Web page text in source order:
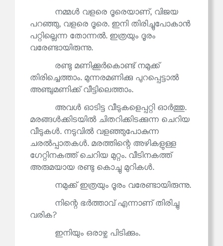
നമ്മൾ വളരെ ദൂരെയാണ്, വിജയ
പറഞ്ഞു, വളരെ ദൂരെ. ഇനി തിരിച്ചുപോകാൻ
പറ്റില്ലെന്ന തോന്നൽ. ഇത്രയും ദൂരം
വരേണ്ടായിരുന്നു.
രണ്ടു മണിക്കൂർകൊണ്ട് നമുക്ക്
തിരിച്ചെത്താം. മുന്നരമണിക്കു പുറപ്പെട്ടാൽ
അഞ്ചുമണിക്ക് വീട്ടിലെത്താം.
അവൾ ഓടിട്ട വീടുകളെപ്പറ്റി ഓർത്തു.
മരങ്ങൾക്കിടയിൽ ചിതറിക്കിടക്കുന്ന ചെറിയ
വീടുകൾ. നടുവിൽ വളഞ്ഞുപോകുന്ന
ചരൽപ്പാതകൾ. മരത്തിന്റെ അഴികളുള്ള
ഗേറ്റിനകത്ത് ചെറിയ മുറ്റം. വീടിനകത്ത്
അരുമയായ രണ്ടു കൊച്ചു മുറികൾ.
നമുക്ക് ഇത്രയും ദൂരം വരേണ്ടായിരുന്നു.
നിന്റെ ഭർത്താവ് എന്നാണ് തിരിച്ചു
വരിക?
ഇനിയും ഒരാഴ്ച പിടിക്കും.